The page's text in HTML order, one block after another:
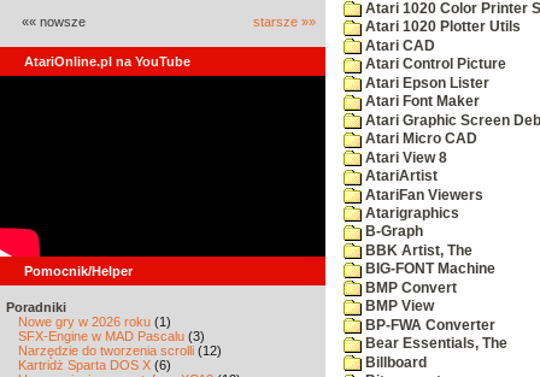
«« nowsze starsze »»
AtariOnline.pl na YouTube
Pomocnik/Helper
Poradniki
Nowe gry w 2026 roku (1)
SFX-Engine w MAD Pascalu (3)
Narzędzie do tworzenia scrolli (12)
Kartridż Sparta DOS X (6)
Atari 1020 Color Printer
Atari 1020 Plotter Utils
Atari CAD
Atari Control Picture
Atari Epson Lister
Atari Font Maker
Atari Graphic Screen
Atari Micro CAD
Atari View 8
AtariArtist
AtariFan Viewers
Atarigraphics
B-Graph
BBK Artist, The
BIG-FONT Machine
BMP Convert
BMP View
BP-FWA Converter
Bear Essentials, The
Billboard